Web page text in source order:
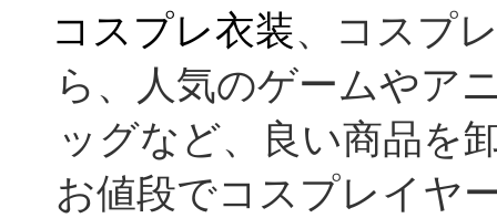
コスプレ衣装、コスプ
ら、人気のゲームやア
ッグなど、良い商品を
お値段でコスプレイヤ